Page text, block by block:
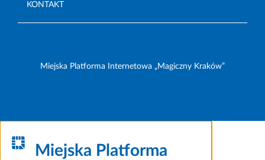
KONTAKT
Miejska Platforma Internetowa „Magiczny Kraków”
Miejska Platforma